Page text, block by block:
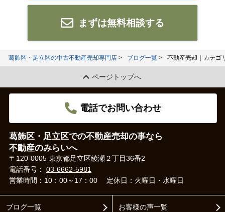
まずは無料相談する
葛飾区・足立区の中古不動産売却専門店 ブログ一覧 不動産売却｜カテゴ
ページトップへ
電話でお問い合わせ
葛飾区・足立区での不動産売却の事なら
不動産のみらいへ
〒120-0005 東京都足立区綾瀬２丁目36番2
電話番号： 03-6662-5981
営業時間：10：00～17：00
定休日：火曜日・水曜日
ブログ一覧 お客様の声一覧